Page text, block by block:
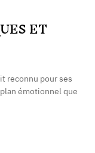
ET
reconnu pour ses
émotionnel que